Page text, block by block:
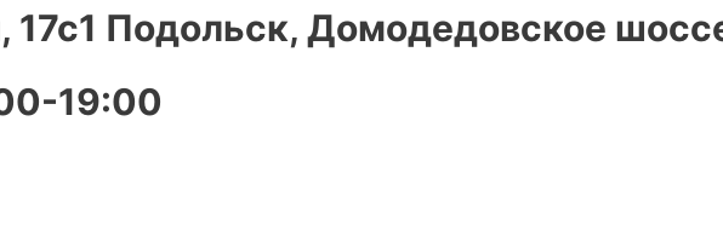
Подольск, Домодедовское
19:00